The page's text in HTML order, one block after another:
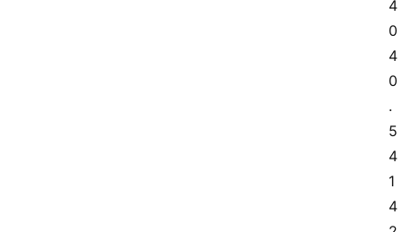
4
0
4
0
.
5
4
1
4